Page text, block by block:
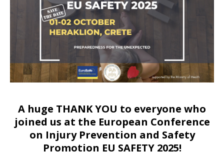
A huge THANK YOU to everyone who
joined us at the European Conference
on Injury Prevention and Safety
Promotion EU SAFETY 2025!